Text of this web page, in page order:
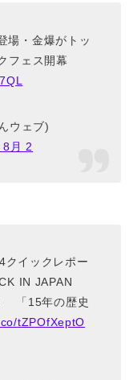
場・金爆がトッ
フェス開幕
ウェブ)
月 2
クイックレポー
IN JAPAN
「15年の歴史
tZPOfXeptO